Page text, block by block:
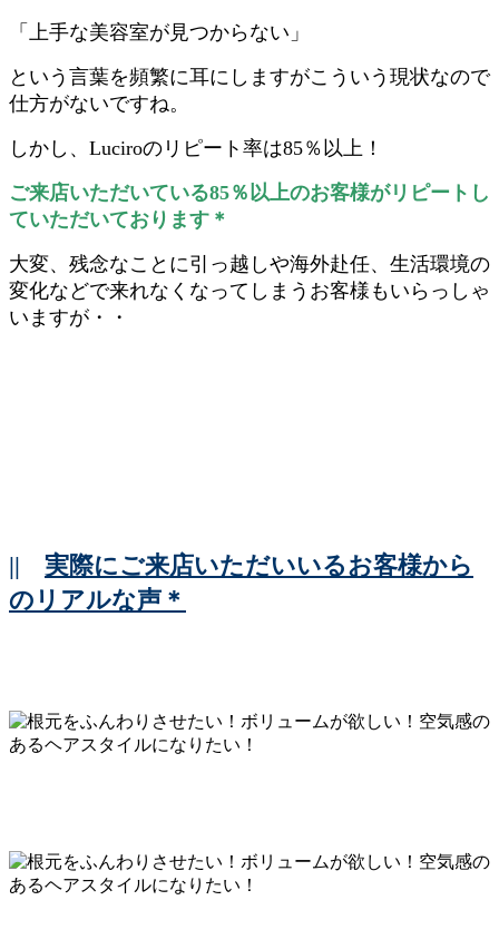
「上手な美容室が見つからない」
という言葉を頻繁に耳にしますがこういう現状なので
仕方がないですね。
しかし、Luciroのリピート率は85％以上！
ご来店いただいている85％以上のお客様がリピートし
ていただいております＊
大変、残念なことに引っ越しや海外赴任、生活環境の
変化などで来れなくなってしまうお客様もいらっしゃ
いますが・・
|| 実際にご来店いただいいるお客様から
のリアルな声＊